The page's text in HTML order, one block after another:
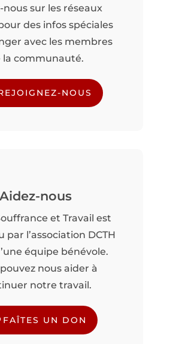
nous sur les réseaux
des infos spéciales
avec les membres
la communauté.
NOUS
Aidez-nous
et Travail est
par l’association DCTH
équipe bénévole.
nous aider à
notre travail.
FAÎTES UN DON